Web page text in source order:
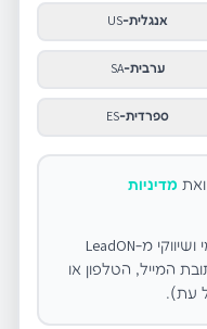
אנגלית-
US
ערבית-
SA
ספרדית-
ES
ואת מדיניות
אני מסכים/ה לקבל חומר פרסומי ושיווקי מ-LeadON
המייל, הטלפון או